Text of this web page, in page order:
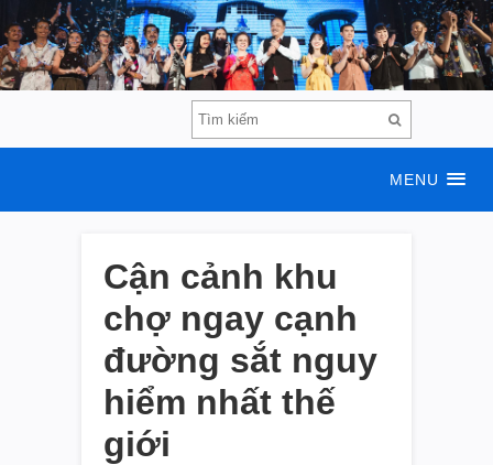
MENU
Cận cảnh khu
chợ ngay cạnh
đường sắt nguy
hiểm nhất thế
giới